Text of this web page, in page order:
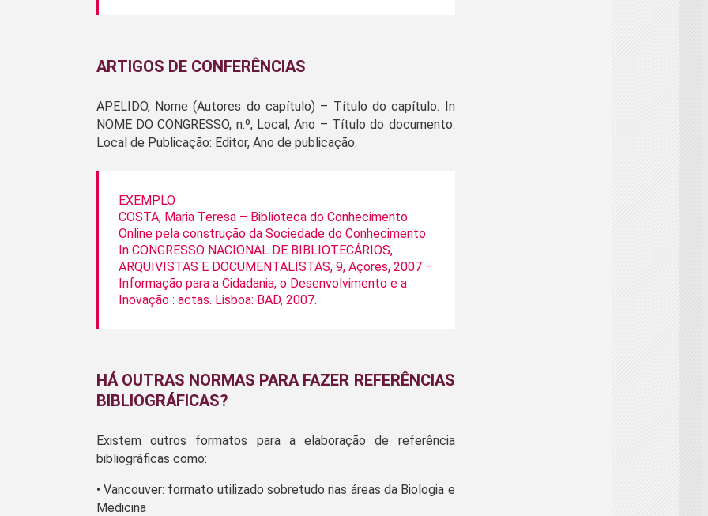
ARTIGOS DE CONFERÊNCIAS
APELIDO, Nome (Autores do capítulo) – Título do capítulo. In
NOME DO CONGRESSO, n.º, Local, Ano – Título do documento.
Local de Publicação: Editor, Ano de publicação.
EXEMPLO
COSTA, Maria Teresa – Biblioteca do Conhecimento
Online pela construção da Sociedade do Conhecimento.
In CONGRESSO NACIONAL DE BIBLIOTECÁRIOS,
ARQUIVISTAS E DOCUMENTALISTAS, 9, Açores, 2007 –
Informação para a Cidadania, o Desenvolvimento e a
Inovação : actas. Lisboa: BAD, 2007.
HÁ OUTRAS NORMAS PARA FAZER REFERÊNCIAS
BIBLIOGRÁFICAS?
Existem outros formatos para a elaboração de referência
bibliográficas como:
• Vancouver: formato utilizado sobretudo nas áreas da Biologia e
Medicina